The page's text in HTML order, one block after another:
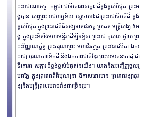
ះរាជាណាចក្រ កម្ពុជា ជាទីគោរពសក្ការ:ដ៏ខ្ពង់ខ្ពស់បំផុត ព្រះអ
ង្គបាន សព្វព្រះ រាជហឬទ័យ សេ្តចយាងជាព្រះរាជាធិបតីដ៏ ខ្ពង់
ខ្ពស់បំផុត ក្នុងព្រះរាជពិធីសង្ឃទានវេរភត្ត ប្រគេន មន្ត្រីសង្ឃ ៥អ
ង្គ ក្នុងព្រះទីនាំងមហាមន្ទីរ ដើម្បីឧទិ្ទស ព្រះរាជ កុសល ថ្វាយ ព្រ
ះវិញ្ញាណក្ខ័ន្ធ ព្រះករុណាព្រះ មហាវីរក្សត្រ ព្រះវររាជបិតា ឯករ
ាជ្យ បូរណភាពទឹកដី និងឯកភាពជាតិខ្មែរ ព្រះបរមរតនកោដ្ឋ ជា
ទីគោរព សក្ការ:ដ៏ខ្ពង់ខ្ពស់បំផុតនៃយើង។ យាងនិងអញ្ជើញចូលរួ
មដង្ហែ ក្នុងព្រះរាជពិធីបុណ្យនា ឱកាសនោះមាន ព្រះរាជវង្សានុវ
ង្សនិងមន្រ្តី​ព្រះបរម​រាជវាំងជាច្រើនរូប។